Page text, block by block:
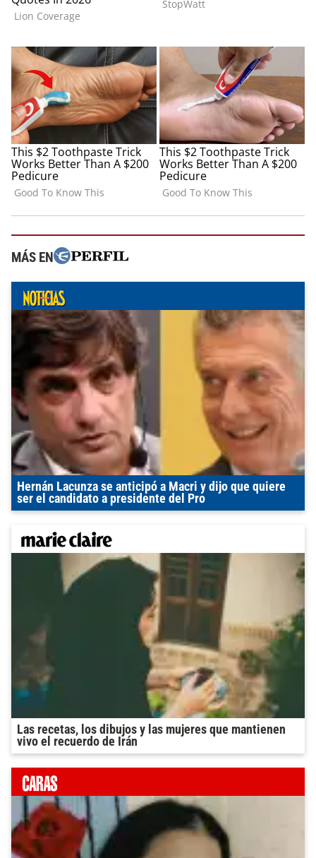
MÁS EN
Hernán Lacunza se anticipó a Macri y dijo que quiere
ser el candidato a presidente del Pro
Las recetas, los dibujos y las mujeres que mantienen
vivo el recuerdo de Irán